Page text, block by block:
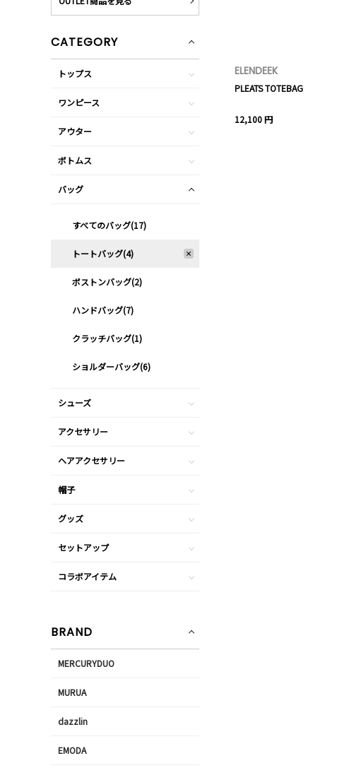
ELENDEEK
PLEATS TOTEBAG
12,100 円
CATEGORY
トップス
ワンピース
アウター
ボトムス
バッグ
すべてのバッグ(17)
トートバッグ(4)
ボストンバッグ(2)
ハンドバッグ(7)
クラッチバッグ(1)
ショルダーバッグ(6)
シューズ
アクセサリー
ヘアアクセサリー
帽子
グッズ
セットアップ
コラボアイテム
BRAND
MERCURYDUO
MURUA
dazzlin
EMODA